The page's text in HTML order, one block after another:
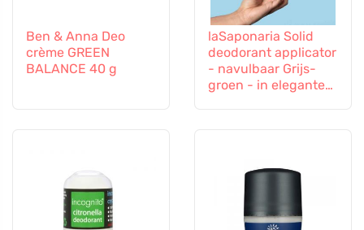
Ben & Anna Deo
crème GREEN
BALANCE 40 g
laSaponaria Solid
deodorant applicator
- navulbaar Grijs-
groen - in elegante